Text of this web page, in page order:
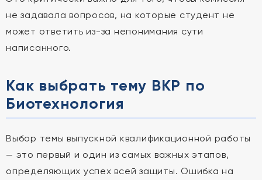
не задавала вопросов, на которые студент не
может ответить из-за непонимания сути
написанного.
Как выбрать тему ВКР по
Биотехнология
Выбор темы выпускной квалификационной работы
— это первый и один из самых важных этапов,
определяющих успех всей защиты. Ошибка на